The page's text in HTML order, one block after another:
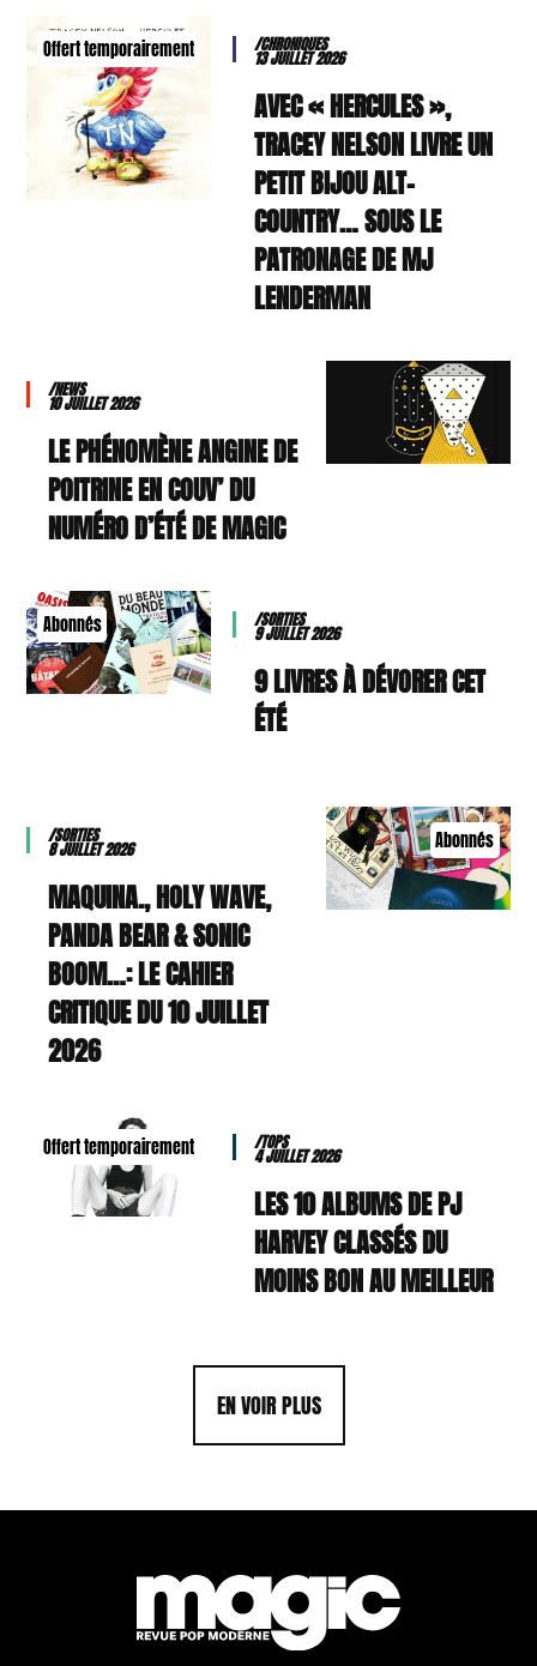
Offert temporairement /CHRONIQUES
13 JUILLET 2026
AVEC « HERCULES »,
TRACEY NELSON LIVRE UN
PETIT BIJOU ALT-
COUNTRY… SOUS LE
PATRONAGE DE MJ
LENDERMAN
/NEWS
10 JUILLET 2026
LE PHÉNOMÈNE ANGINE DE
POITRINE EN COUV’ DU
NUMÉRO D’ÉTÉ DE MAGIC
Abonnés /SORTIES
9 JUILLET 2026
9 LIVRES À DÉVORER CET
ÉTÉ
Abonnés
/SORTIES
8 JUILLET 2026
MAQUINA., HOLY WAVE,
PANDA BEAR & SONIC
BOOM…: LE CAHIER
CRITIQUE DU 10 JUILLET
2026
Offert temporairement /TOPS
4 JUILLET 2026
LES 10 ALBUMS DE PJ
HARVEY CLASSÉS DU
MOINS BON AU MEILLEUR
EN VOIR PLUS